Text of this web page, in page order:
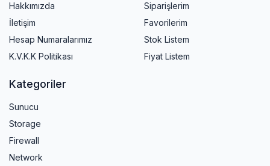
Hakkımızda
İletişim
Hesap Numaralarımız
K.V.K.K Politikası
Siparişlerim
Favorilerim
Stok Listem
Fiyat Listem
Kategoriler
Sunucu
Storage
Firewall
Network